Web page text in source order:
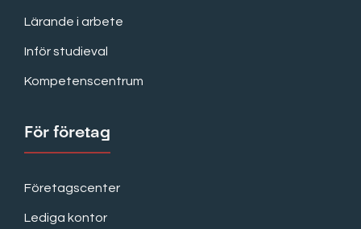
Lärande i arbete
Inför studieval
Kompetenscentrum
För företag
Företagscenter
Lediga kontor